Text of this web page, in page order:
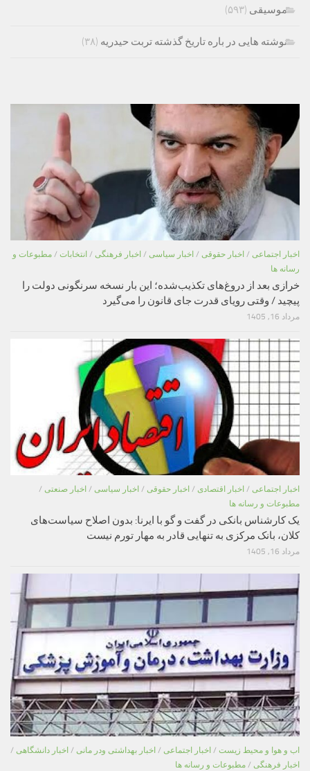
موسیقی (۵۹۳)
نوشته هایی در باره تاریخ گذشته تربت حیدریه (۳۸)
اخبار اجتماعی / اخبار حقوقی / اخبار سیاسی / اخبار فرهنگی / انتخابات / مطبوعات و
رسانه ها
خرازی بعد از دروغ‌های تکذیب‌شده؛ این بار نسخه سرنگونی دولت را
پیچید / وقتی رویای قدرت جای قانون را می‌گیرد
مرداد 16, 1405
اخبار اجتماعی / اخبار اقتصادی / اخبار حقوقی / اخبار سیاسی / اخبار صنعتی /
مطبوعات و رسانه ها
یک کارشناس بانکی در گفت و گو با ایرنا: بدون اصلاح سیاست‌های
کلان، بانک مرکزی به تنهایی قادر به مهار تورم نیست
مرداد 16, 1405
اب و هوا و محیط زیست / اخبار اجتماعی / اخبار بهداشتی ودر مانی / اخبار دانشگاهی /
اخبار فرهنگی / مطبوعات و رسانه ها